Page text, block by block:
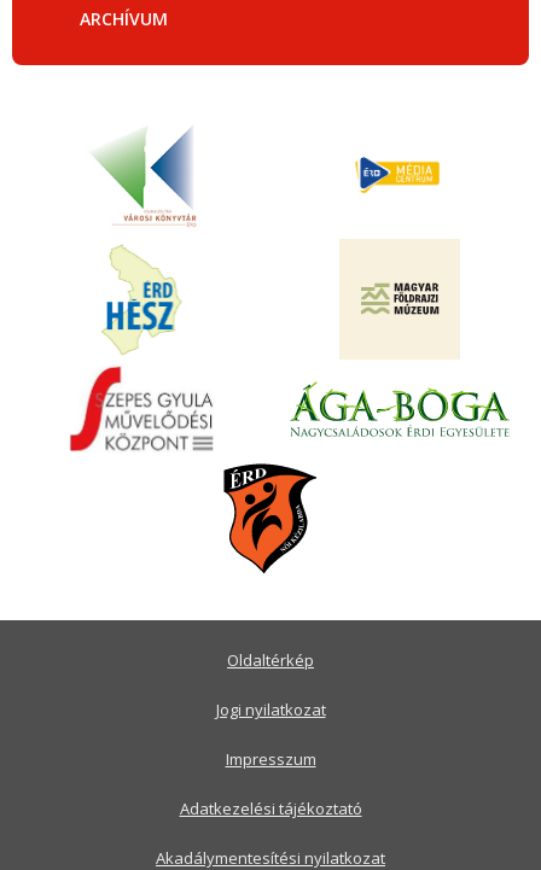
ARCHÍVUM
Oldaltérkép
Jogi nyilatkozat
Impresszum
Adatkezelési tájékoztató
Akadálymentesítési nyilatkozat